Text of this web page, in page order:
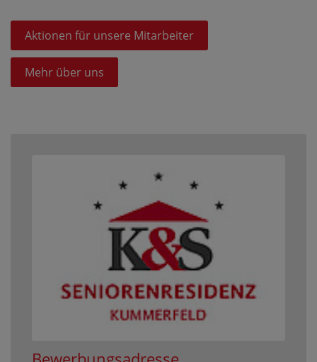
Aktionen für unsere Mitarbeiter
Mehr über uns